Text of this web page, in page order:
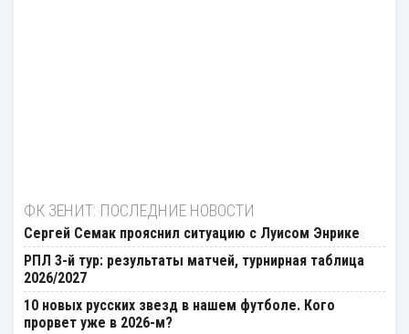
ФК ЗЕНИТ: ПОСЛЕДНИЕ НОВОСТИ
Сергей Cемак прояснил ситуацию с Луисом Энрике
РПЛ 3-й тур: результаты матчей, турнирная таблица
2026/2027
10 новых русских звезд в нашем футболе. Кого
прорвет уже в 2026-м?